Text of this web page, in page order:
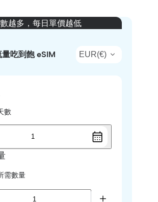
越多，每日單價越低
量吃到飽 eSIM EUR(€)
數
1
需數量